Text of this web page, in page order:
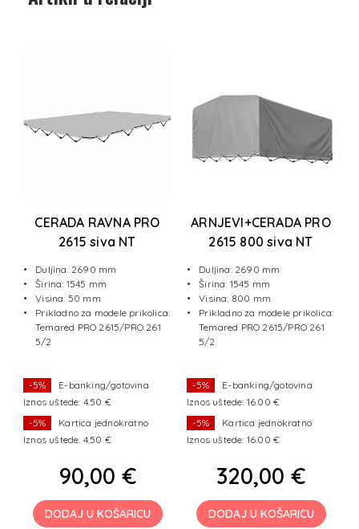
CERADA RAVNA PRO
2615 siva NT
Duljina: 2690 mm
Širina: 1545 mm
Visina: 50 mm
Prikladno za modele prikolica:
Temared PRO 2615/PRO 261
5/2
-5%
E-banking/gotovina
Iznos uštede: 4.50 €
-5%
Kartica jednokratno
Iznos uštede: 4.50 €
90,00 €
DODAJ U KOŠARICU
ARNJEVI+CERADA PRO
2615 800 siva NT
Duljina: 2690 mm
Širina: 1545 mm
Visina: 800 mm
Prikladno za modele prikolica:
Temared PRO 2615/PRO 261
5/2
-5%
E-banking/gotovina
Iznos uštede: 16.00 €
-5%
Kartica jednokratno
Iznos uštede: 16.00 €
320,00 €
DODAJ U KOŠARICU